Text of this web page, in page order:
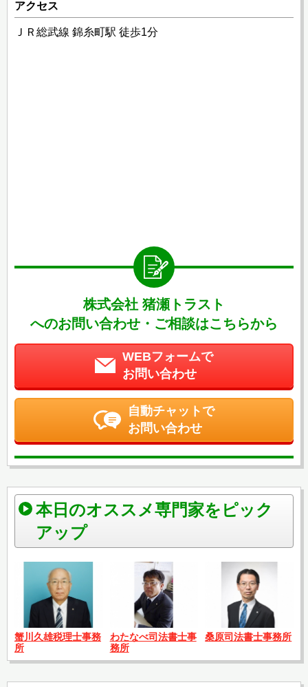
アクセス
ＪＲ総武線 錦糸町駅 徒歩1分
株式会社 猪瀬トラスト
へのお問い合わせ・ご相談はこちらから
WEBフォームで
お問い合わせ
自動チャットで
お問い合わせ
本日のオススメ専門家をピック
アップ
蟹川久雄税理士事務
所
わたなべ司法書士事
務所
桑原司法書士事務所